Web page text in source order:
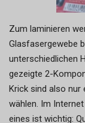
Zum laminieren
Glasfasergewebe
unterschiedlichen
gezeigte 2-
Krick sind also nur
wählen. Im
eines ist wichtig: